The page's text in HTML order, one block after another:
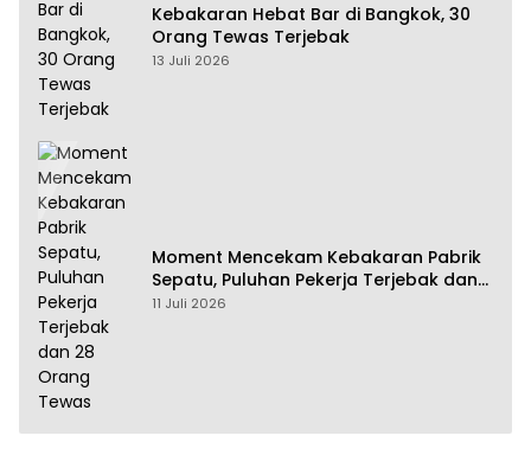
Kebakaran Hebat Bar di Bangkok, 30
Orang Tewas Terjebak
13 Juli 2026
Moment Mencekam Kebakaran Pabrik
Sepatu, Puluhan Pekerja Terjebak dan
28 Orang Tewas
11 Juli 2026